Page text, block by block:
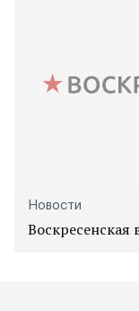
Новости
Воскресенская